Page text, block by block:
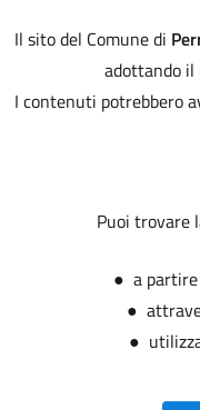
Il sito del Comune di
adottando il
I contenuti potrebbero
Puoi trovare
● a
●
●